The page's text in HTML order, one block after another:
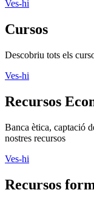
Ves-hi
Cursos
Descobriu tots els
Ves-hi
Recursos
Banca ètica, captació
nostres recursos
Ves-hi
Recursos